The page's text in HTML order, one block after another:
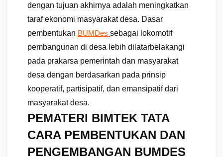
dengan tujuan akhirnya adalah meningkatkan
taraf ekonomi masyarakat desa. Dasar
pembentukan BUMDes sebagai lokomotif
pembangunan di desa lebih dilatarbelakangi
pada prakarsa pemerintah dan masyarakat
desa dengan berdasarkan pada prinsip
kooperatif, partisipatif, dan emansipatif dari
masyarakat desa.
PEMATERI BIMTEK TATA
CARA PEMBENTUKAN DAN
PENGEMBANGAN BUMDES